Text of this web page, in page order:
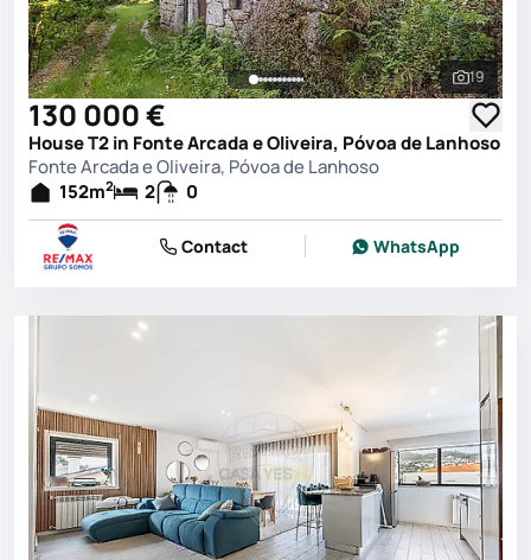
See all
19
130 000 €
House T2 in Fonte Arcada e Oliveira, Póvoa de Lanhoso
Fonte Arcada e Oliveira, Póvoa de Lanhoso
152m2 2 0
Contact WhatsApp